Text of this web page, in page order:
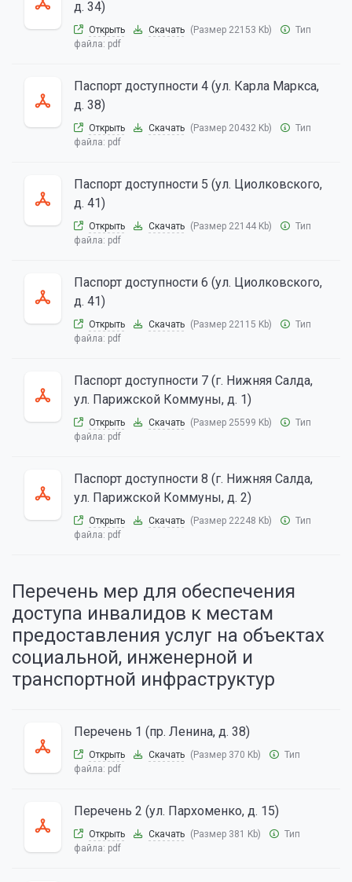
д. 34)
Открыть Скачать (Размер 22153 Kb)
Тип
файла: pdf
Паспорт доступности 4 (ул. Карла Маркса,
д. 38)
Открыть Скачать (Размер 20432 Kb)
Тип
файла: pdf
Паспорт доступности 5 (ул. Циолковского,
д. 41)
Открыть Скачать (Размер 22144 Kb)
Тип
файла: pdf
Паспорт доступности 6 (ул. Циолковского,
д. 41)
Открыть Скачать (Размер 22115 Kb)
Тип
файла: pdf
Паспорт доступности 7 (г. Нижняя Салда,
ул. Парижской Коммуны, д. 1)
Открыть Скачать (Размер 25599 Kb)
Тип
файла: pdf
Паспорт доступности 8 (г. Нижняя Салда,
ул. Парижской Коммуны, д. 2)
Открыть Скачать (Размер 22248 Kb)
Тип
файла: pdf
Перечень мер для обеспечения
доступа инвалидов к местам
предоставления услуг на объектах
социальной, инженерной и
транспортной инфраструктур
Перечень 1 (пр. Ленина, д. 38)
Открыть Скачать (Размер 370 Kb)
Тип
файла: pdf
Перечень 2 (ул. Пархоменко, д. 15)
Открыть Скачать (Размер 381 Kb)
Тип
файла: pdf